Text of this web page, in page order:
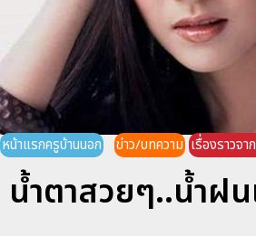
หน้าแรกครูบ้านนอก ข่าว/บทความ เรื่องราวจา
น้ำตาสวยๆ..น้ำฝน